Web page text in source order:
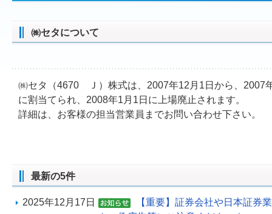
㈱セタについて
㈱セタ（4670 Ｊ）株式は、2007年12月1日から、2007
に割当てられ、2008年1月1日に上場廃止されます。
詳細は、お客様の担当営業員までお問い合わせ下さい。
最新の5件
2025年12月17日
【重要】証券会社や日本証券